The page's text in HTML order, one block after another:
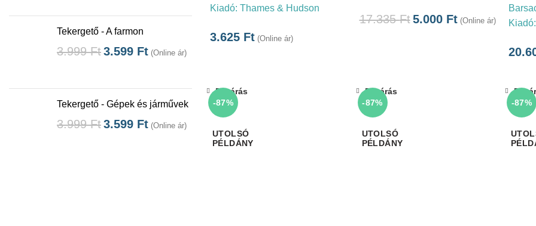
Tekergető - A farmon
3.999Ft3.599 Ft (Online ár)
Tekergető - Gépek és járművek
3.999Ft3.599 Ft (Online ár)
Kiadó: Thames & Hudson
3.625 Ft (Online ár)
17.335Ft 5.000 Ft (Online ár)
Kiadó:
-87%
Bezárás
-87%
Bezárás
-87%